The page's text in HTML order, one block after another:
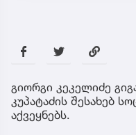
გიორგი კეკელიძე
კუპატაძის შესახებ
აქვეყნებს.